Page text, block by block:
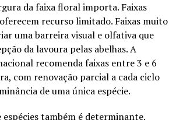
da faixa floral importa. Faixas
recurso limitado. Faixas muito
uma barreira visual e olfativa que
da lavoura pelas abelhas. A
recomenda faixas entre 3 e 6
com renovação parcial a cada ciclo
de uma única espécie.
espécies também é determinante.